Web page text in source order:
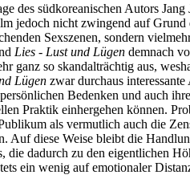
des südkoreanischen Autors
jedoch nicht zwingend auf
Sexszenen, sondern
Lies - Lust und Lügen demnach
ganz so skandalträchtig aus,
Lügen zwar durchaus
Bedenken und auch
Praktik einhergehen können.
als vermutlich auch die
Auf diese Weise bleibt die
die dadurch zu den eigentlichen
ein wenig auf emotionaler